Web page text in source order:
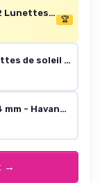
Ray-Ban Rb2027 Predator 2 Lunettes de soleil Mixte 62 Noir (Negro Mate)
🏆
Ray-Ban RB4171 Erika Lunettes de soleil Noir 54 - Millimètres
Ray-Ban RB4171 unisexe 54 mm - Havana/Gunmetal, verres marron dégradé
→